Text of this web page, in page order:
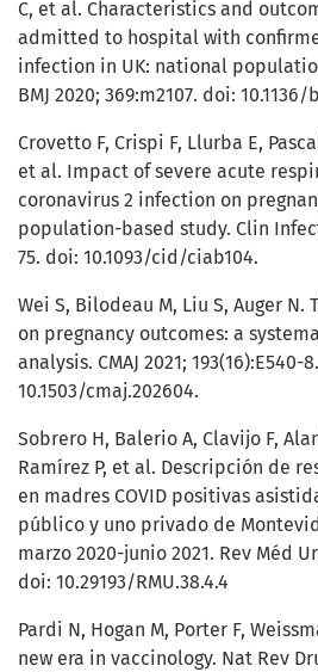
C, et al. Characteristics and
admitted to hospital with
infection in UK: national
BMJ 2020; 369:m2107. doi: 10.1136/
Crovetto F, Crispi F, Llurba E,
et al. Impact of severe acute
coronavirus 2 infection on
population-based study. Clin Infect
75. doi: 10.1093/cid/ciab104.
Wei S, Bilodeau M, Liu S, Auger N.
on pregnancy outcomes: a
analysis. CMAJ 2021; 193(16):E540-
10.1503/cmaj.202604.
Sobrero H, Balerio A, Clavijo F,
Ramírez P, et al. Descripción de
en madres COVID positivas
público y uno privado de
marzo 2020-junio 2021. Rev Méd
doi: 10.29193/RMU.38.4.4
Pardi N, Hogan M, Porter F,
new era in vaccinology. Nat Rev